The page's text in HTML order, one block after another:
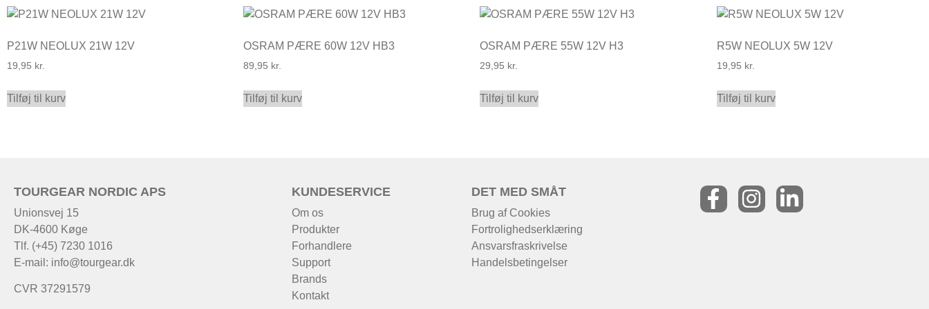
P21W NEOLUX 21W 12V
19,95 kr.
Tilføj til kurv
OSRAM PÆRE 60W 12V HB3
89,95 kr.
Tilføj til kurv
OSRAM PÆRE 55W 12V H3
29,95 kr.
Tilføj til kurv
R5W NEOLUX 5W 12V
19,95 kr.
Tilføj til kurv
TOURGEAR NORDIC APS
Unionsvej 15
DK-4600 Køge
Tlf. (+45) 7230 1016
E-mail: info@tourgear.dk
CVR 37291579
KUNDESERVICE
Om os
Produkter
Forhandlere
Support
Brands
Kontakt
DET MED SMÅT
Brug af Cookies
Fortrolighedserklæring
Ansvarsfraskrivelse
Handelsbetingelser